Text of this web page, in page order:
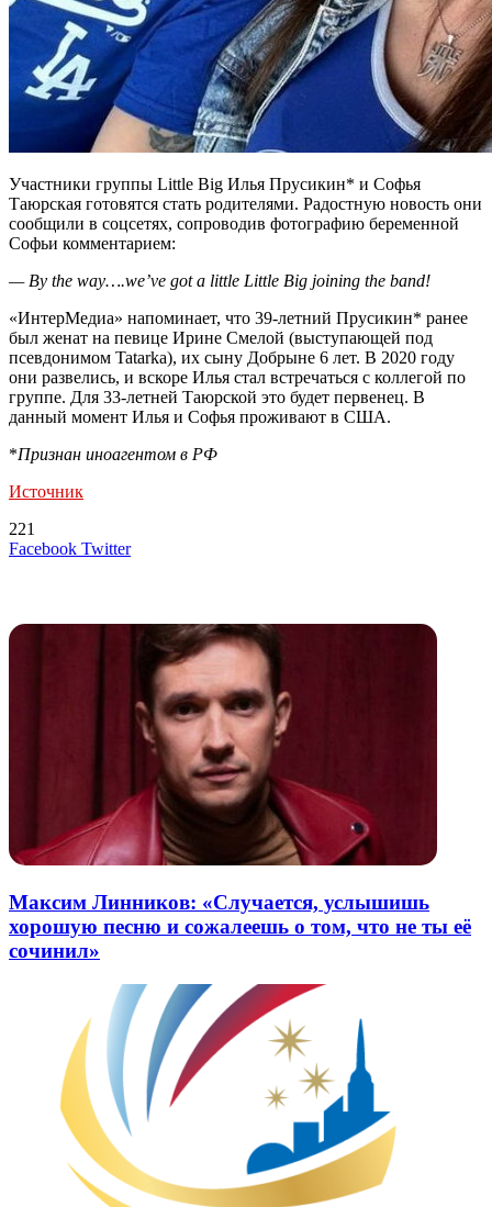
Участники группы Little Big Илья Прусикин* и Софья
Таюрская готовятся стать родителями. Радостную новость они
сообщили в соцсетях, сопроводив фотографию беременной
Софьи комментарием:
— By the way….we’ve got a little Little Big joining the band!
«ИнтерМедиа» напоминает, что 39-летний Прусикин* ранее
был женат на певице Ирине Смелой (выступающей под
псевдонимом Tatarka), их сыну Добрыне 6 лет. В 2020 году
они развелись, и вскоре Илья стал встречаться с коллегой по
группе. Для 33-летней Таюрской это будет первенец. В
данный момент Илья и Софья проживают в США.
*Признан иноагентом в РФ
Источник
221
Facebook TwitterLinkedIn
Tumblr
Reddit
Вконтакте
Одноклассники
Skype
Messenger
Messenger
WhatsApp
Telegram
Viber
Line
Поделиться
Печатать
Максим Линников: «Случается, услышишь
хорошую песню и сожалеешь о том, что не ты её
сочинил»